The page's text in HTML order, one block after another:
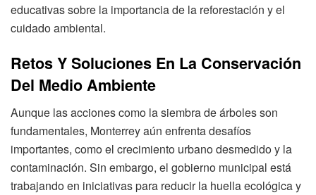
educativas sobre la importancia de la reforestación y el
cuidado ambiental.
Retos Y Soluciones En La Conservación
Del Medio Ambiente
Aunque las acciones como la siembra de árboles son
fundamentales, Monterrey aún enfrenta desafíos
importantes, como el crecimiento urbano desmedido y la
contaminación. Sin embargo, el gobierno municipal está
trabajando en iniciativas para reducir la huella ecológica y